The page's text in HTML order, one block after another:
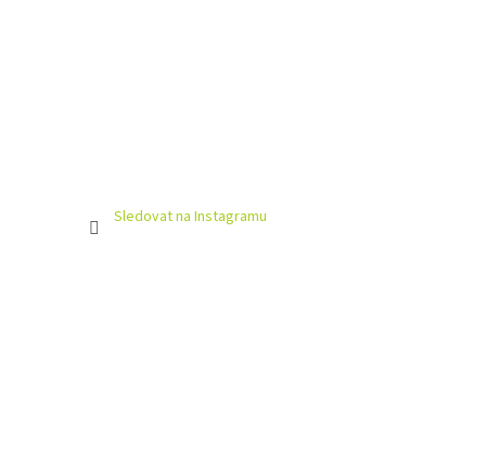
Sledovat na Instagramu